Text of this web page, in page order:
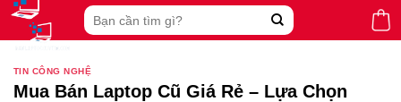
Skip
content
Search
for:
TIN CÔNG NGHỆ
Mua Bán Laptop Cũ Giá Rẻ – Lựa Chọn